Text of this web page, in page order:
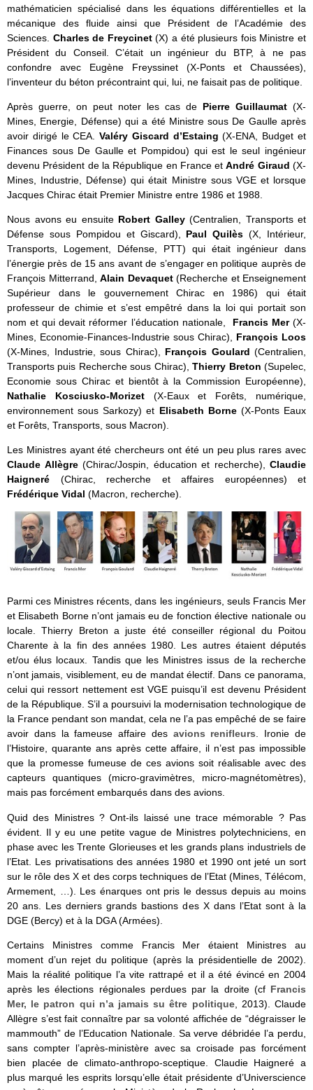
mathématicien spécialisé dans les équations différentielles et la
mécanique des fluide ainsi que Président de l’Académie des
Sciences. Charles de Freycinet(X) a été plusieurs fois Ministre et
Président du Conseil. C’était un ingénieur du BTP, à ne pas
confondre avec Eugène Freyssinet (X-Ponts et Chaussées),
l’inventeur du béton précontraint qui, lui, ne faisait pas de politique.
Après guerre, on peut noter les cas de Pierre Guillaumat (X-
Mines, Energie, Défense) qui a été Ministre sous De Gaulle après
avoir dirigé le CEA.Valéry Giscard d’Estaing(X-ENA, Budget et
Finances sous De Gaulle et Pompidou) qui est le seul ingénieur
devenu Président de la République en France etAndré Giraud(X-
Mines, Industrie, Défense) qui était Ministre sous VGE et lorsque
Jacques Chirac était Premier Ministre entre 1986 et 1988.
Nous avons eu ensuite Robert Galley (Centralien, Transports et
Défense sous Pompidou et Giscard), Paul Quilès(X, Intérieur,
Transports, Logement, Défense, PTT) qui était ingénieur dans
l’énergie près de 15 ans avant de s’engager en politique auprès de
François Mitterrand, Alain Devaquet (Recherche et Enseignement
Supérieur dans le gouvernement Chirac en 1986) qui était
professeur de chimie et s’est empêtré dans la loi qui portait son
nom et qui devait réformer l’éducation nationale, Francis Mer(X-
Mines, Economie-Finances-Industrie sous Chirac), François Loos
(X-Mines, Industrie, sous Chirac), François Goulard (Centralien,
Transports puis Recherche sous Chirac),Thierry Breton(Supelec,
Economie sous Chirac et bientôt à la Commission Européenne),
Nathalie Kosciusko-Morizet (X-Eaux et Forêts, numérique,
environnement sous Sarkozy) et Elisabeth Borne(X-Ponts Eaux
et Forêts, Transports, sous Macron).
Les Ministres ayant été chercheurs ont été un peu plus rares avec
Claude Allègre (Chirac/Jospin, éducation et recherche), Claudie
Haigneré (Chirac, recherche et affaires européennes) et
Frédérique Vidal (Macron, recherche).
Parmi ces Ministres récents, dans les ingénieurs, seuls Francis Mer
et Elisabeth Borne n’ont jamais eu de fonction élective nationale ou
locale. Thierry Breton a juste été conseiller régional du Poitou
Charente à la fin des années 1980. Les autres étaient députés
et/ou élus locaux. Tandis que les Ministres issus de la recherche
n’ont jamais, visiblement, eu de mandat électif. Dans ce panorama,
celui qui ressort nettement est VGE puisqu’il est devenu Président
de la République. S’il a poursuivi la modernisation technologique de
la France pendant son mandat, cela ne l’a pas empêché de se faire
avoir dans la fameuse affaire des avions renifleurs. Ironie de
l’Histoire, quarante ans après cette affaire, il n’est pas impossible
que la promesse fumeuse de ces avions soit réalisable avec des
capteurs quantiques (micro-gravimètres, micro-magnétomètres),
mais pas forcément embarqués dans des avions.
Quid des Ministres ? Ont-ils laissé une trace mémorable ? Pas
évident. Il y eu une petite vague de Ministres polytechniciens, en
phase avec les Trente Glorieuses et les grands plans industriels de
l’Etat. Les privatisations des années 1980 et 1990 ont jeté un sort
sur le rôle des X et des corps techniques de l’Etat (Mines, Télécom,
Armement, …). Les énarques ont pris le dessus depuis au moins
20 ans. Les derniers grands bastions des X dans l’Etat sont à la
DGE (Bercy) et à la DGA (Armées).
Certains Ministres comme Francis Mer étaient Ministres au
moment d’un rejet du politique (après la présidentielle de 2002).
Mais la réalité politique l’a vite rattrapé et il a été évincé en 2004
après les élections régionales perdues par la droite (cf Francis
Mer, le patron qui n’a jamais su être politique, 2013). Claude
Allègre s’est fait connaître par sa volonté affichée de “dégraisser le
mammouth” de l’Education Nationale. Sa verve débridée l’a perdu,
sans compter l’après-ministère avec sa croisade pas forcément
bien placée de climato-anthropo-sceptique. Claudie Haigneré a
plus marqué les esprits lorsqu’elle était présidente d’Universcience